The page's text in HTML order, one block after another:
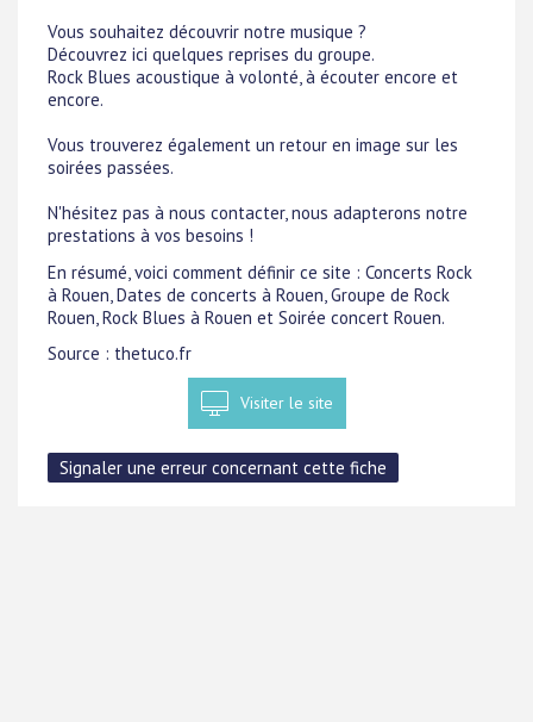
Vous souhaitez découvrir notre musique ?
Découvrez ici quelques reprises du groupe.
Rock Blues acoustique à volonté, à écouter encore et
encore.
Vous trouverez également un retour en image sur les
soirées passées.
N'hésitez pas à nous contacter, nous adapterons notre
prestations à vos besoins !
En résumé, voici comment définir ce site : Concerts Rock
à Rouen, Dates de concerts à Rouen, Groupe de Rock
Rouen, Rock Blues à Rouen et Soirée concert Rouen.
Source : thetuco.fr
Visiter le site